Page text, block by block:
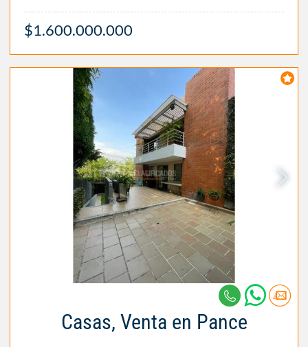
$1.600.000.000
Casas, Venta en Pance